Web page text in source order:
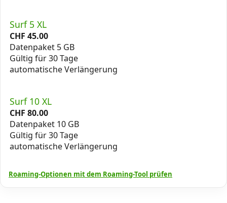
Surf 5 XL
CHF 45.00
Datenpaket 5 GB
Gültig für 30 Tage
automatische Verlängerung
Surf 10 XL
CHF 80.00
Datenpaket 10 GB
Gültig für 30 Tage
automatische Verlängerung
Roaming-Optionen mit dem Roaming-Tool prüfen